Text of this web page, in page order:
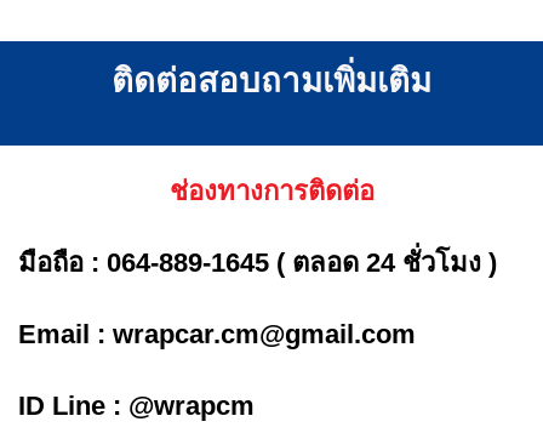
ติดต่อสอบถามเพิ่มเติม
ช่องทางการติดต่อ
มือถือ : 064-889-1645 ( ตลอด 24 ชั่วโมง )
Email : wrapcar.cm@gmail.com
ID Line : @wrapcm